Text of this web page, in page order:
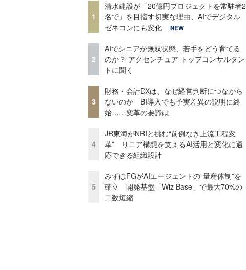
1
清水建設が「20億円プロジェクトを常駐者2
名で」を目指す切実な理由、AIでデジタル
ゼネコンにも変化
NEW
2
AIでシニアが無双状態、若手をどう育てる
のか？ アクセンチュア トップコンサルタン
トに聞く
3
財務・会計DXは、なぜ経営判断につながら
ないのか BI導入でも予実差異の説明に終
始……変革の要諦は
4
JR東海がNRIと挑む“前例なき上流工程変
革” リニア構想を支えるAI活用と変化に適
応できる組織設計
5
みずほFGがAIエージェントの“量産体制”を
確立 開発基盤「Wiz Base」で最大70%の
工数短縮